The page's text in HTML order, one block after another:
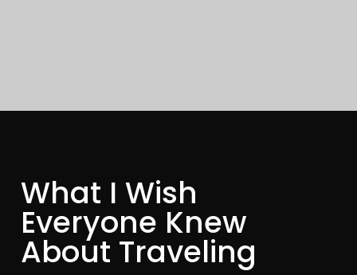
What I Wish
Everyone Knew
About Traveling